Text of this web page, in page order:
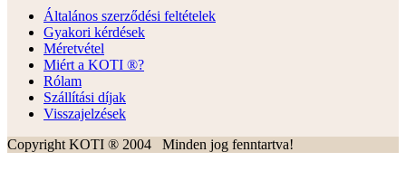
Általános szerződési feltételek
Gyakori kérdések
Méretvétel
Miért a KOTI ®?
Rólam
Szállítási díjak
Visszajelzések
Copyright KOTI ® 2004 Minden jog fenntartva!